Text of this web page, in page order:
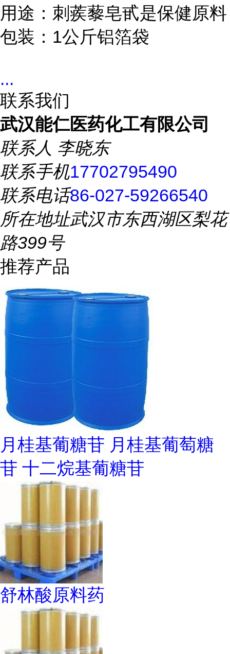
用途：刺蒺藜皂甙是保健原料
包装：1公斤铝箔袋
...
联系我们
武汉能仁医药化工有限公司
联系人 李晓东
联系手机17702795490
联系电话86-027-59266540
所在地址武汉市东西湖区梨花
路399号
推荐产品
月桂基葡糖苷 月桂基葡萄糖
苷 十二烷基葡糖苷
舒林酸原料药